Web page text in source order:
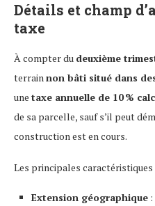
Détails et champ
taxe
À compter du deuxième
terrainnon bâti situé dans
une taxe annuelle de 10 %
de sa parcelle, sauf s’il peut
construction est en cours.
Les principales
Extension géographique